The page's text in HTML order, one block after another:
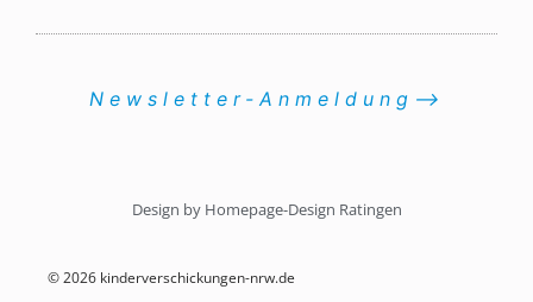
Newsletter-Anmeldung⟶
Design by Homepage-Design Ratingen
© 2026 kinderverschickungen-nrw.de